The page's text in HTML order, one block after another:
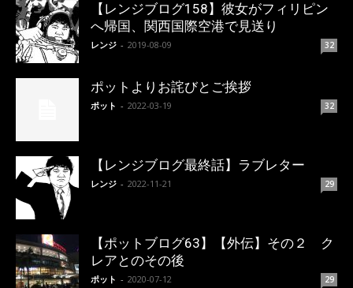
【レンジブログ158】彼女がフィリピン
へ帰国、関西国際空港で見送り
レンジ - 2019-08-09 32
ポットよりお詫びとご挨拶
ポット - 2022-03-19 32
【レンジブログ最終話】ラブレター
レンジ - 2022-11-21 29
【ポットブログ63】【外伝】その２ ク
レアとのその後
ポット - 2020-07-12 29